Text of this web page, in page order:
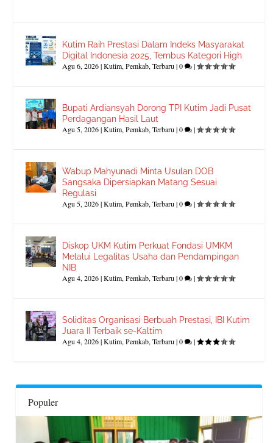
Kutim Raih Prestasi Dalam Indeks Masyarakat
Digital Indonesia 2025, Tembus Kategori High
Agu 6, 2026|Kutim,Pemkab,Terbaru |0 |
Bupati Ardiansyah Dorong TPI Kutim Jadi Pusat
Perdagangan Hasil Laut
Agu 5, 2026|Kutim,Pemkab,Terbaru |0 |
Wabup Mahyunadi Minta Usulan DOB
Sangsaka Dipersiapkan Matang Sesuai
Regulasi
Agu 5, 2026|Kutim,Pemkab,Terbaru |0 |
Diskop UKM Kutim Perkuat Fondasi UMKM
Melalui Legalitas Usaha dan Pendampingan
NIB
Agu 4, 2026|Kutim,Pemkab,Terbaru |0 |
Soliditas Organisasi Berbuah Prestasi, IBI Kutim
Juara II Terbaik se-Kaltim
Agu 4, 2026|Kutim,Pemkab,Terbaru |0 |
Populer